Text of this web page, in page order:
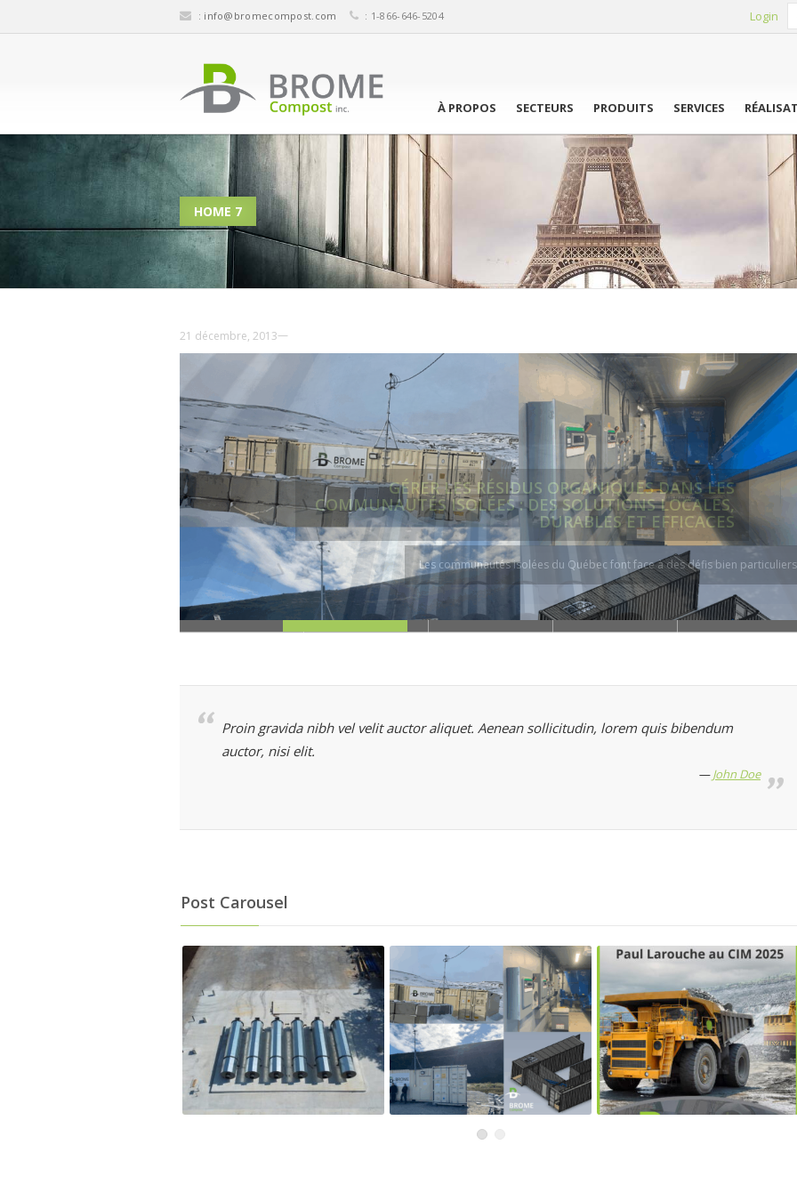
: info@bromecompost.com : 1-866-646-5204 Login
À PROPOS SECTEURS PRODUITS SERVICES
HOME 7
21 décembre, 2013—
GÉRER LES RÉSIDUS ORGANIQUES DANS LES
COMMUNAUTÉS ISOLÉES : DES SOLUTIONS LOCALES,
DURABLES ET EFFICACES
Les communautés isolées du Québec font face à des défis bien particuliers
Proin gravida nibh vel velit auctor aliquet. Aenean sollicitudin, lorem quis bibendum
auctor, nisi elit.
John Doe
Post Carousel
Gérer les résidus organiques